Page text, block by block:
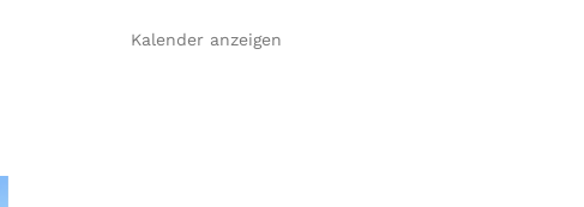
Kalender anzeigen